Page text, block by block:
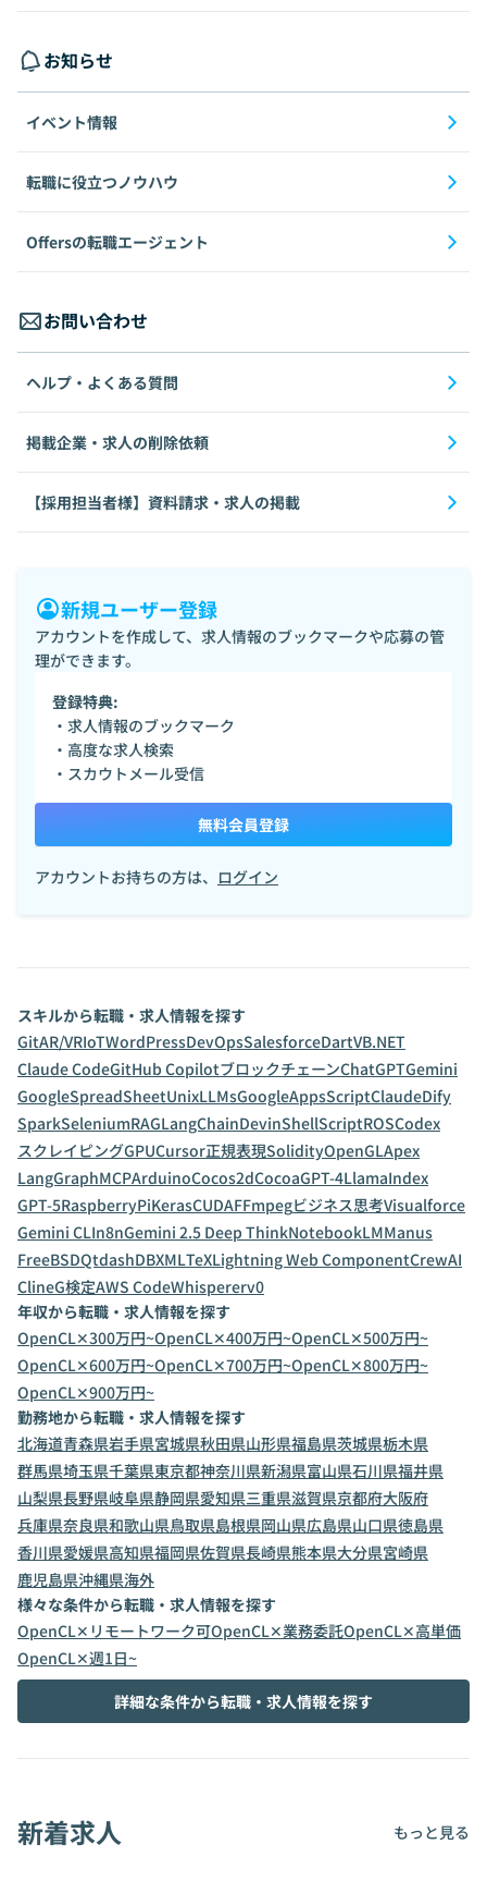
お知らせ
イベント情報
転職に役立つノウハウ
Offersの転職エージェント
お問い合わせ
ヘルプ・よくある質問
掲載企業・求人の削除依頼
【採用担当者様】資料請求・求人の掲載
新規ユーザー登録
アカウントを作成して、求人情報のブックマークや応募の管
理ができます。
登録特典:
・求人情報のブックマーク
・高度な求人検索
・スカウトメール受信
無料会員登録
アカウントお持ちの方は、 ログイン
スキルから転職・求人情報を探す
GitAR/VRIoTWordPressDevOpsSalesforceDartVB.NET
Claude CodeGitHub CopilotブロックチェーンChatGPTGemini
GoogleSpreadSheetUnixLLMsGoogleAppsScriptClaudeDify
SparkSeleniumRAGLangChainDevinShellScriptROSCodex
スクレイピングGPUCursor正規表現SolidityOpenGLApex
LangGraphMCPArduinoCocos2dCocoaGPT-4LlamaIndex
GPT-5RaspberryPiKerasCUDAFFmpegビジネス思考Visualforce
Gemini CLIn8nGemini 2.5 Deep ThinkNotebookLMManus
FreeBSDQtdashDBXMLTeXLightning Web ComponentCrewAI
ClineG検定AWS CodeWhispererv0
年収から転職・求人情報を探す
OpenCL✕300万円~OpenCL✕400万円~OpenCL✕500万円~
OpenCL✕600万円~OpenCL✕700万円~OpenCL✕800万円~
OpenCL✕900万円~
勤務地から転職・求人情報を探す
北海道青森県岩手県宮城県秋田県山形県福島県茨城県栃木県
群馬県埼玉県千葉県東京都神奈川県新潟県富山県石川県福井県
山梨県長野県岐阜県静岡県愛知県三重県滋賀県京都府大阪府
兵庫県奈良県和歌山県鳥取県島根県岡山県広島県山口県徳島県
香川県愛媛県高知県福岡県佐賀県長崎県熊本県大分県宮崎県
鹿児島県沖縄県海外
様々な条件から転職・求人情報を探す
OpenCL✕リモートワーク可OpenCL✕業務委託OpenCL✕高単価
OpenCL✕週1日~
詳細な条件から転職・求人情報を探す
新着求人 もっと見る